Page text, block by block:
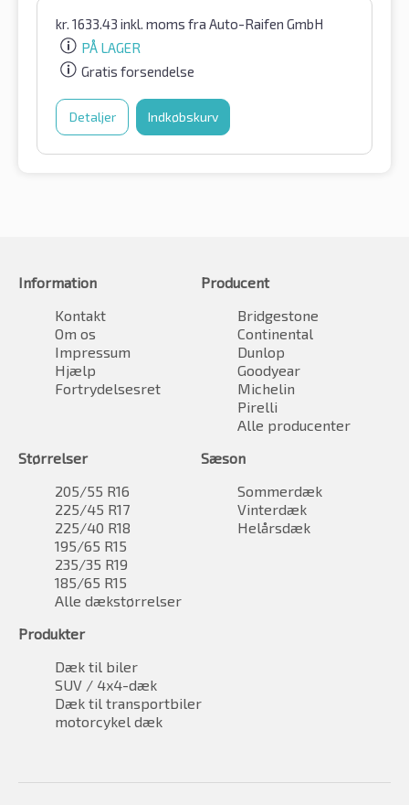
kr. 1633.43 inkl. moms fra Auto-Raifen GmbH
PÅ LAGER
Gratis forsendelse
Detaljer Indkøbskurv
Information
Kontakt
Om os
Impressum
Hjælp
Fortrydelsesret
Producent
Bridgestone
Continental
Dunlop
Goodyear
Michelin
Pirelli
Alle producenter
Størrelser
205/55 R16
225/45 R17
225/40 R18
195/65 R15
235/35 R19
185/65 R15
Alle dækstørrelser
Sæson
Sommerdæk
Vinterdæk
Helårsdæk
Produkter
Dæk til biler
SUV / 4x4-dæk
Dæk til transportbiler
motorcykel dæk